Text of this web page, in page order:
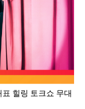
힐링 토크쇼 무대